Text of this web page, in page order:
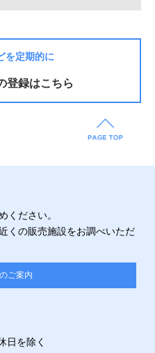
を定期的に
登録はこちら
ください。
くの販売施設をお調べいただ
ご案内
日を除く